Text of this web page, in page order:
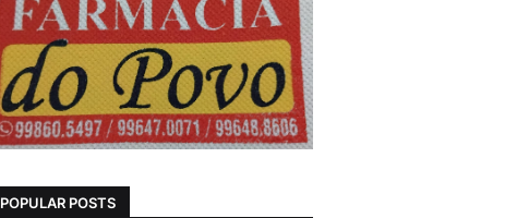
POPULAR POSTS